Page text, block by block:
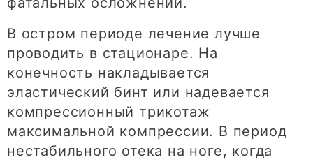
В остром периоде лечение лучше
проводить в стационаре. На
конечность накладывается
эластический бинт или надевается
компрессионный трикотаж
максимальной компрессии. В период
нестабильного отека на ноге, когда